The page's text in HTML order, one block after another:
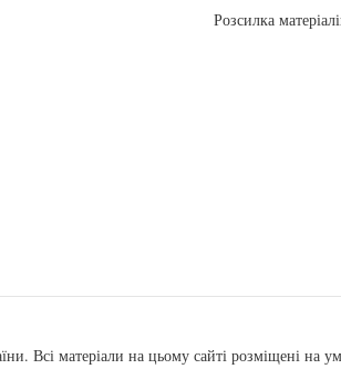
Розсилка
Всі матеріали на цьому сайті розміщені на